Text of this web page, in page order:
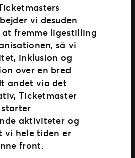
vi desuden
fremme ligestilling
så vi
inklusion og
over en bred
andet via det
Ticketmaster
aktiviteter og
vi hele tiden er
front.